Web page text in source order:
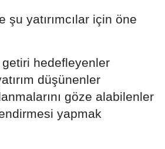
şu yatırımcılar için öne
hedefleyenler
düşünenler
göze alabilenler
yapmak